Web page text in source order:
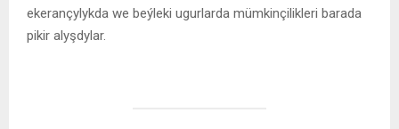
ekerançylykda we beýleki ugurlarda mümkinçilikleri barada
pikir alyşdylar.